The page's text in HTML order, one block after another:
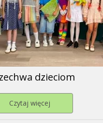
i Ojca
dzieciom
Czytaj więcej